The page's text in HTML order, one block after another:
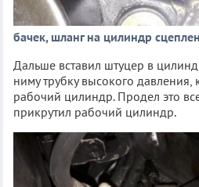
бачек, шланг на цилиндр
Дальше вставил штуцер в
ниму трубку высокого давления,
рабочий цилиндр. Продел это
прикрутил рабочий цилиндр.